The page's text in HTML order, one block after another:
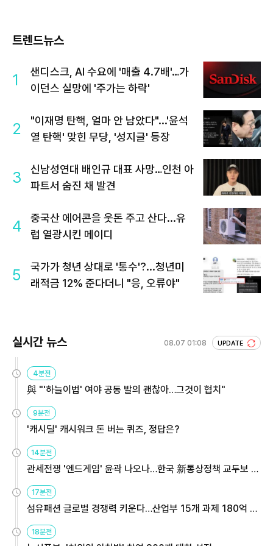
트렌드뉴스
1
샌디스크, AI 수요에 '매출 4.7배'…가
이던스 실망에 '주가는 하락'
2
"이재명 탄핵, 얼마 안 남았다"...'윤석
열 탄핵' 맞힌 무당, '성지글' 등장
3
신남성연대 배인규 대표 사망…인천 아
파트서 숨진 채 발견
4
중국산 에어콘을 웃돈 주고 산다...유
럽 열광시킨 메이디
5
국가가 청년 상대로 '통수'?...청년미
래적금 12% 준다더니 "응, 오류야"
실시간 뉴스 08.07 01:08 UPDATE
4분전
與 "'하늘이법' 여야 공동 발의 괜찮아…그것이 협치"
9분전
'캐시딜' 캐시워크 돈 버는 퀴즈, 정답은?
14분전
관세전쟁 '엔드게임' 윤곽 나오나…한국 新통상정책 교두보 활
용해야
17분전
섬유패션 글로벌 경쟁력 키운다…산업부 15개 과제 180억 지
원
18분전